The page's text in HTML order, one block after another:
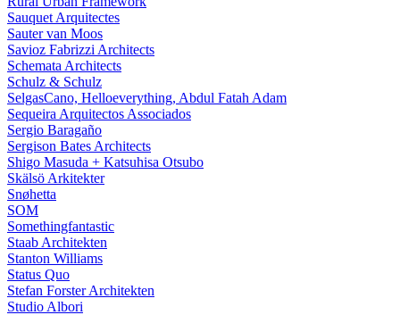
Sauquet Arquitectes
Sauter van Moos
Savioz Fabrizzi Architects
Schemata Architects
Schulz & Schulz
SelgasCano, Helloeverything, Abdul Fatah Adam
Sequeira Arquitectos Associados
Sergio Baragaño
Sergison Bates Architects
Shigo Masuda + Katsuhisa Otsubo
Skälsö Arkitekter
Snøhetta
SOM
Somethingfantastic
Staab Architekten
Stanton Williams
Status Quo
Stefan Forster Architekten
Studio Albori